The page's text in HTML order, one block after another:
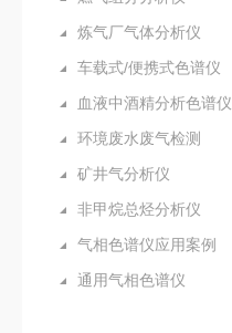
炼气厂气体分析仪
车载式/便携式色谱仪
血液中酒精分析色谱仪
环境废水废气检测
矿井气分析仪
非甲烷总烃分析仪
气相色谱仪应用案例
通用气相色谱仪